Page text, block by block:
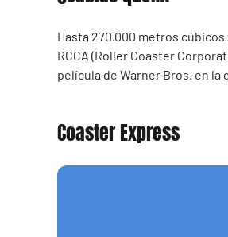
Hasta 270.000 metros
RCCA (Roller Coaster
película de Warner Bros. en la
Coaster Express